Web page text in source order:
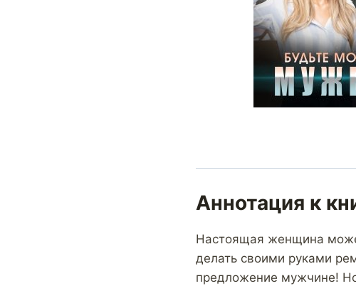
Аннотация к
Настоящая женщина
делать своими руками
предложение мужчине!